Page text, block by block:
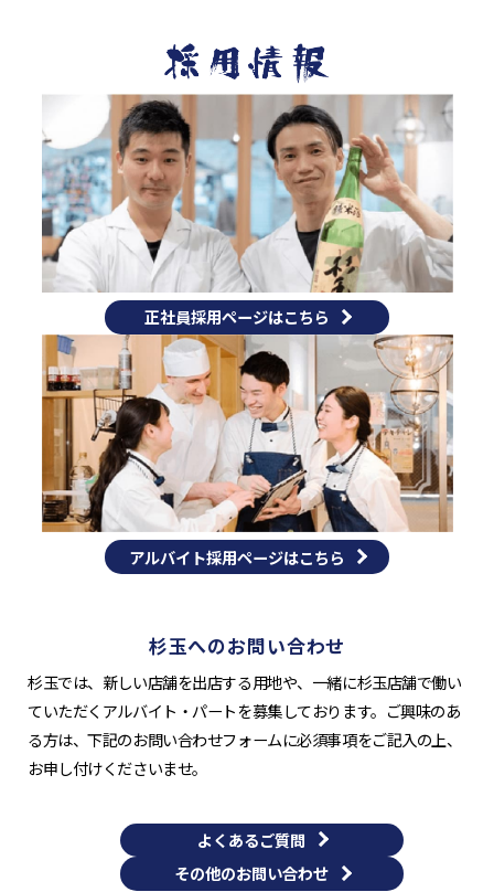
正社員採用ページはこちら
アルバイト採用ページはこちら
杉玉へのお問い合わせ
杉玉では、新しい店舗を出店する用地や、一緒に杉玉店舗で働い
ていただくアルバイト・パートを募集しております。ご興味のあ
る方は、下記のお問い合わせフォームに必須事項をご記入の上、
お申し付けくださいませ。
よくあるご質問
その他のお問い合わせ